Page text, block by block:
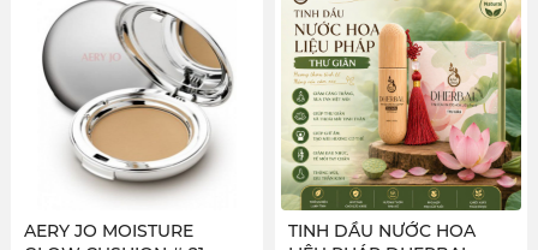
AERY JO MOISTURE
TINH DẦU NƯỚC HOA